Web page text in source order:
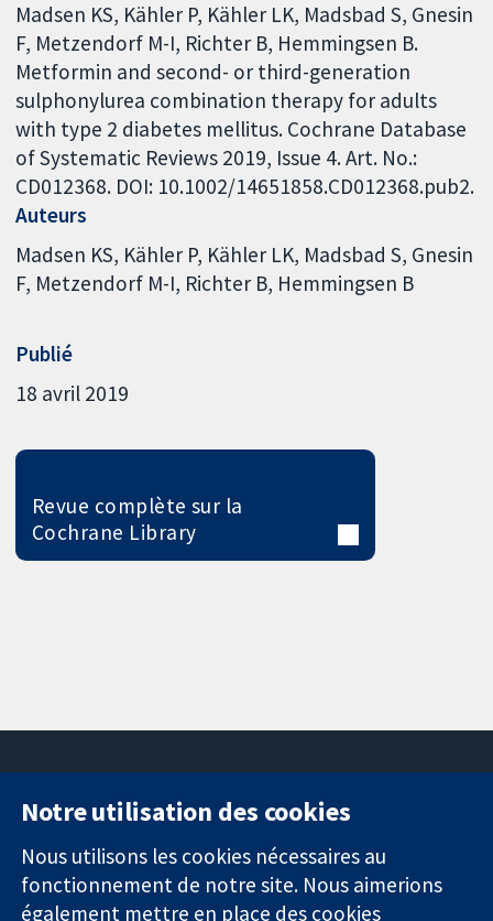
Madsen KS, Kähler P, Kähler LK, Madsbad S, Gnesin
F, Metzendorf M-I, Richter B, Hemmingsen B.
Metformin and second- or third-generation
sulphonylurea combination therapy for adults
with type 2 diabetes mellitus. Cochrane Database
of Systematic Reviews 2019, Issue 4. Art. No.:
CD012368. DOI: 10.1002/14651858.CD012368.pub2.
Auteurs
Madsen KS Kähler P Kähler LK Madsbad S Gnesin
F Metzendorf M-I Richter B Hemmingsen B
Publié
18 avril 2019
Revue complète sur la
Cochrane Library
Des données
probantes.
11-13 Cavendish
Square
Londres
W1G0AN
nous
Actualités
Service de
Notre utilisation des cookies
Nous utilisons les cookies nécessaires au
fonctionnement de notre site. Nous aimerions
également mettre en place des cookies